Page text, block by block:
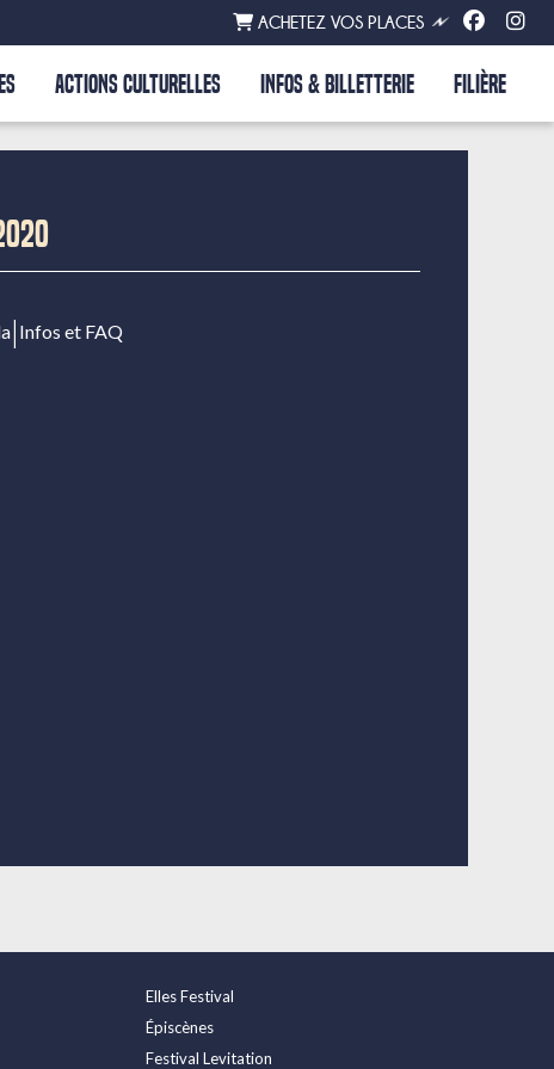
ACHETEZ VOS PLACES
ACTIONS CULTURELLES INFOS & BILLETTERIE FILIÈRE
| Infos et FAQ
Elles Festival
Épiscènes
Festival Levitation